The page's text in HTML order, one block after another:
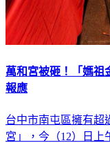
萬和宮被砸！「媽
報應
台中市南屯區擁有超
宮」，今（12）日上